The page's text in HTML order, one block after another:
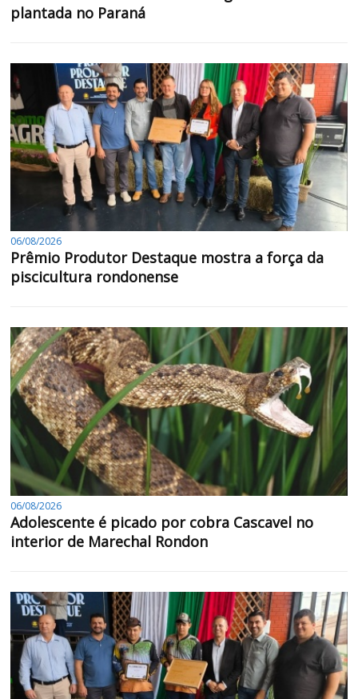
plantada no Paraná
06/08/2026
Prêmio Produtor Destaque mostra a força da
piscicultura rondonense
06/08/2026
Adolescente é picado por cobra Cascavel no
interior de Marechal Rondon